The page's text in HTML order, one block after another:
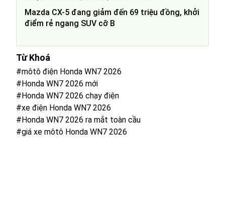
Mazda CX-5 đang giảm đến 69 triệu đồng, khởi
điểm rẻ ngang SUV cỡ B
Từ Khoá
#môtô điện Honda WN7 2026
#Honda WN7 2026 mới
#Honda WN7 2026 chạy điện
#xe điện Honda WN7 2026
#Honda WN7 2026 ra mắt toàn cầu
#giá xe môtô Honda WN7 2026